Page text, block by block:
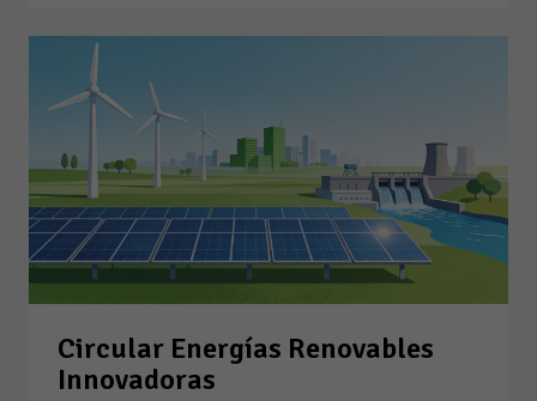
Circular Energías Renovables
Innovadoras